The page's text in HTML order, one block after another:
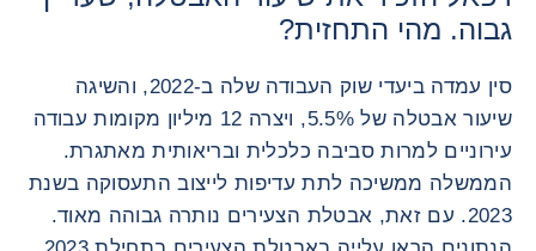
גבוה. מהי התחזית?
סין עמדה ביעדי שוק העבודה שלה ב-2022, והשיגה
שיעור אבטלה של 5.5%, ויצרה 12 מיליון מקומות עבודה
עירוניים למרות סביבה כלכלית ובריאותית מאתגרת.
הממשלה ממשיכה לתת עדיפות לייצוב התעסוקה בשנת
2023. עם זאת, אבטלת הצעירים נותרה גבוהה מאוד.